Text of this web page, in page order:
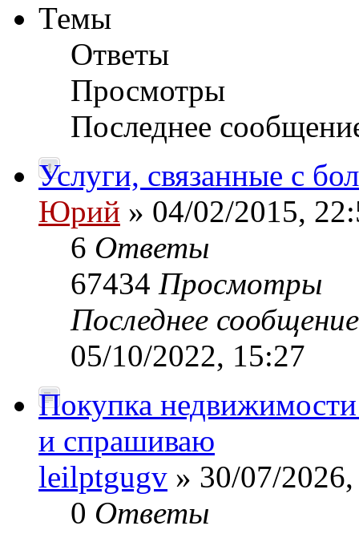
Темы
Ответы
Просмотры
Последнее
Услуги, связанные с
Юрий » 04/02/2015,
6 Ответы
67434 Просмотры
Последнее
05/10/2022, 15:27
Покупка
и спрашиваю
leilptgugv » 30/07/
0 Ответы